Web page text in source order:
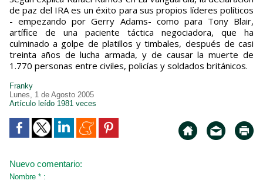
de paz del IRA es un éxito para sus propios líderes políticos
- empezando por Gerry Adams- como para Tony Blair,
artífice de una paciente táctica negociadora, que ha
culminado a golpe de platillos y timbales, después de casi
treinta años de lucha armada, y de causar la muerte de
1.770 personas entre civiles, policías y soldados británicos.
Franky
Lunes, 1 de Agosto 2005
Artículo leído 1981 veces
Nuevo comentario:
Nombre * :